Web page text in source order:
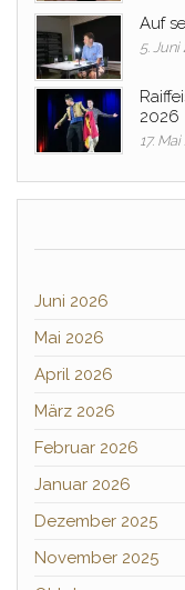
Auf
5.
2026
17.
Juni 2026
Mai 2026
April 2026
März 2026
Februar 2026
Januar 2026
Dezember 2025
November 2025